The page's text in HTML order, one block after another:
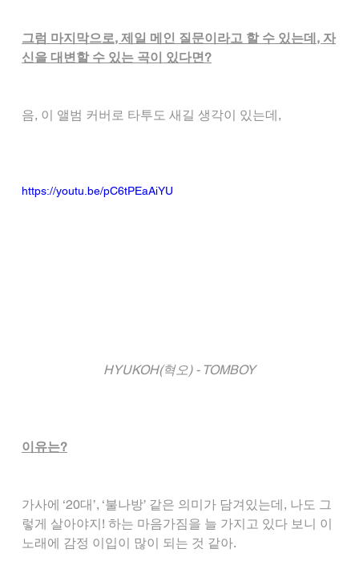
그럼 마지막으로, 제일 메인 질문이라고 할 수 있는데, 자
신을 대변할 수 있는 곡이 있다면?
음, 이 앨범 커버로 타투도 새길 생각이 있는데,
https://youtu.be/pC6tPEaAiYU
HYUKOH(혁오) - TOMBOY
이유는?
가사에 ‘20대’, ‘불나방’ 같은 의미가 담겨있는데, 나도 그
렇게 살아야지! 하는 마음가짐을 늘 가지고 있다 보니 이
노래에 감정 이입이 많이 되는 것 같아.